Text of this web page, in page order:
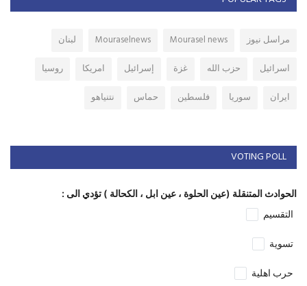
مراسل نيوز Mourasel news
Mouraselnews
لبنان
اسرائيل
حزب الله غزة إسرائيل امريكا
روسيا
ايران
سوريا فلسطين حماس نتنياهو
VOTING POLL
الحوادث المتنقلة (عين الحلوة ، عين ابل ، الكحالة ) تؤدي الى :
التقسيم
تسوية
حرب اهلية